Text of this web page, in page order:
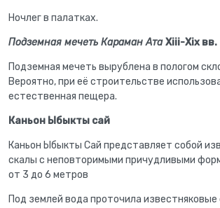
Ночлег в палатках.
Подземная мечеть Караман АтаХiii-Хiх вв.
Подземная мечеть вырублена в пологом
Вероятно, при её строительстве
естественная пещера.
Каньон Ыбыкты сай
Каньон Ыбыкты Сай представляет собой
скалы с неповторимыми причудливыми
от 3 до 6 метров
Под землей вода проточила